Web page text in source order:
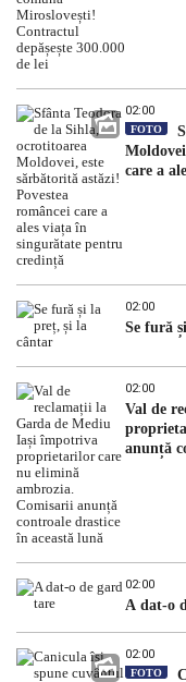
02:00
FOTO
care a
02:00
Se fură
02:00
Val de
anunță
02:00
A dat-o
02:00
FOTO